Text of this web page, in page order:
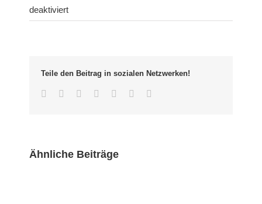
deaktiviertfür
Teile den Beitrag in sozialen Netzwerken!
Facebook
TwitterLinkedInWhatsappGoogle+Pinterest
Ähnliche Beiträge